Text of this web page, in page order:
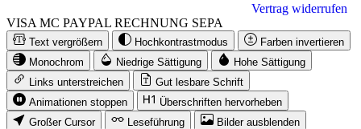
Vertrag widerrufen
VISA MC PAYPAL RECHNUNG SEPA
Text vergrößern Hochkontrastmodus
Farben invertieren
Monochrom
Niedrige Sättigung
Hohe Sättigung
Links unterstreichen
Gut lesbare Schrift
Animationen stoppen
Überschriften hervorheben
Großer Cursor
Leseführung
Bilder ausblenden